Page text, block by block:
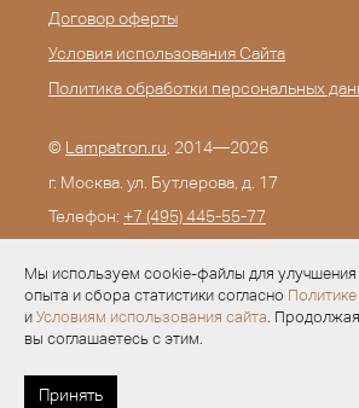
Мы используем cookie-файлы для улучшения
опыта и сбора статистики согласно
и Условиям использования сайта. Продолжая
вы соглашаетесь с этим.
Принять
Договор оферты
Условия использования Сайта
Политика обработки персональных
© Lampatron.ru , 2014—2026
г. Москва. ул. Бутлерова, д. 17
Телефон: +7 (495) 445-55-77
Разработка —Evid.ru